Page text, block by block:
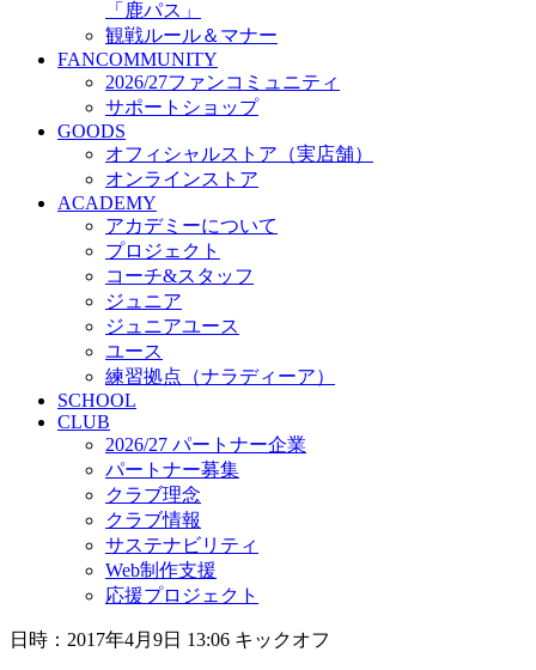
2026/27 パートナー企業
パートナー募集
クラブ理念
クラブ情報
サステナビリティ
Web制作支援
応援プロジェクト
「鹿パス」
観戦ルール＆マナー
FANCOMMUNITY
2026/27ファンコミュニティ
サポートショップ
GOODS
オフィシャルストア（実店舗）
オンラインストア
ACADEMY
アカデミーについて
プロジェクト
コーチ&スタッフ
ジュニア
ジュニアユース
ユース
練習拠点（ナラディーア）
SCHOOL
CLUB
2026/27 パートナー企業
パートナー募集
クラブ理念
クラブ情報
サステナビリティ
Web制作支援
応援プロジェクト
日時：2017年4月9日 13:06 キックオフ